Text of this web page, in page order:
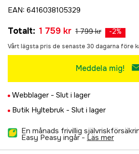
EAN: 6416038105329
Totalt: 1 759 kr 1 799 kr -2%
Vårt lägsta pris de senaste 30 dagarna före
Meddela mig!
Webblager - Slut i lager
Butik Hyltebruk - Slut i lager
En månads frivillig
Easy Peasy ingår - läs mer